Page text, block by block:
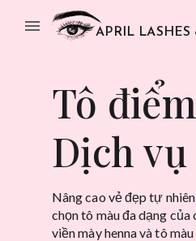
menu APRIL LASHES
Tô
Dịch
Nâng cao vẻ đẹp tự
chọn tô màu đa dạng
viền mày henna và tô